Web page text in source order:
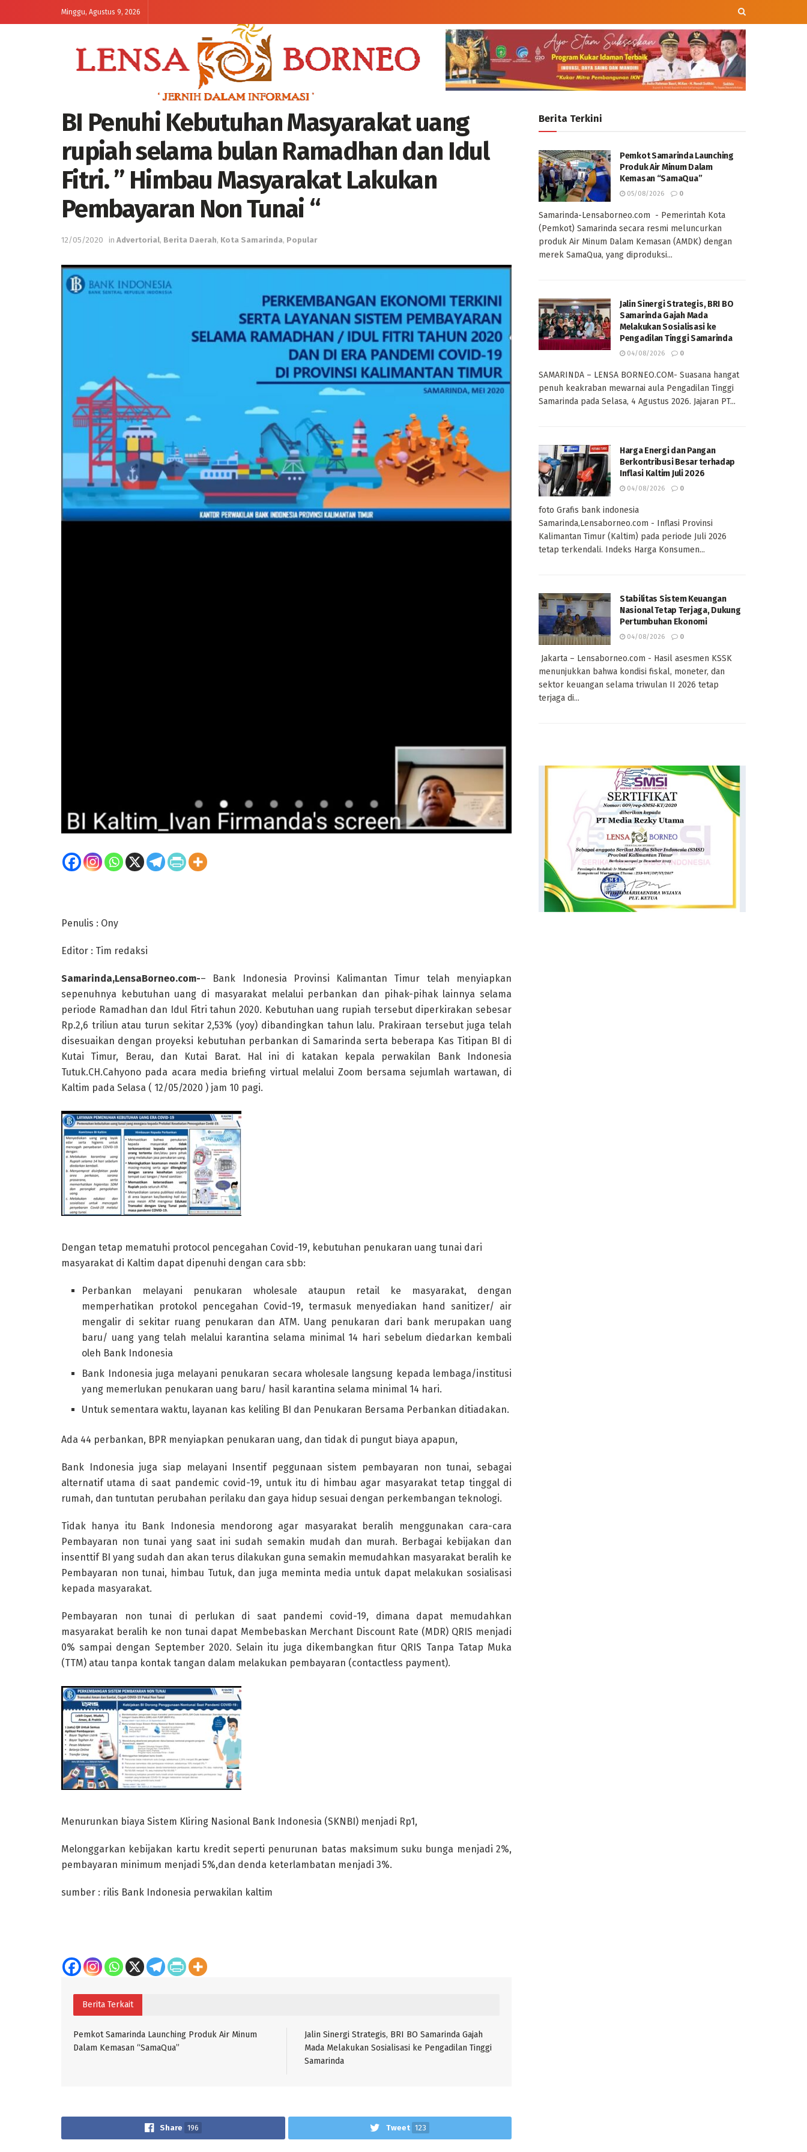
Minggu, Agustus 9, 2026
BI Penuhi Kebutuhan Masyarakat uang
rupiah selama bulan Ramadhan dan Idul
Fitri. ” Himbau Masyarakat Lakukan
Pembayaran Non Tunai “
12/05/2020 in Advertorial, Berita Daerah, Kota Samarinda, Popular
Penulis : Ony
Editor : Tim redaksi
Samarinda,LensaBorneo.com-– Bank Indonesia Provinsi Kalimantan Timur telah menyiapkan
sepenuhnya kebutuhan uang di masyarakat melalui perbankan dan pihak-pihak lainnya selama
periode Ramadhan dan Idul Fitri tahun 2020. Kebutuhan uang rupiah tersebut diperkirakan sebesar
Rp.2,6 triliun atau turun sekitar 2,53% (yoy) dibandingkan tahun lalu. Prakiraan tersebut juga telah
disesuaikan dengan proyeksi kebutuhan perbankan di Samarinda serta beberapa Kas Titipan BI di
Kutai Timur, Berau, dan Kutai Barat. Hal ini di katakan kepala perwakilan Bank Indonesia
Tutuk.CH.Cahyono pada acara media briefing virtual melalui Zoom bersama sejumlah wartawan, di
Kaltim pada Selasa ( 12/05/2020 ) jam 10 pagi.
Dengan tetap mematuhi protocol pencegahan Covid-19, kebutuhan penukaran uang tunai dari
masyarakat di Kaltim dapat dipenuhi dengan cara sbb:
Perbankan melayani penukaran wholesale ataupun retail ke masyarakat, dengan
memperhatikan protokol pencegahan Covid-19, termasuk menyediakan hand sanitizer/ air
mengalir di sekitar ruang penukaran dan ATM. Uang penukaran dari bank merupakan uang
baru/ uang yang telah melalui karantina selama minimal 14 hari sebelum diedarkan kembali
oleh Bank Indonesia
Bank Indonesia juga melayani penukaran secara wholesale langsung kepada lembaga/institusi
yang memerlukan penukaran uang baru/ hasil karantina selama minimal 14 hari.
Untuk sementara waktu, layanan kas keliling BI dan Penukaran Bersama Perbankan ditiadakan.
Ada 44 perbankan, BPR menyiapkan penukaran uang, dan tidak di pungut biaya apapun,
Bank Indonesia juga siap melayani Insentif peggunaan sistem pembayaran non tunai, sebagai
alternatif utama di saat pandemic covid-19, untuk itu di himbau agar masyarakat tetap tinggal di
rumah, dan tuntutan perubahan perilaku dan gaya hidup sesuai dengan perkembangan teknologi.
Tidak hanya itu Bank Indonesia mendorong agar masyarakat beralih menggunakan cara-cara
Pembayaran non tunai yang saat ini sudah semakin mudah dan murah. Berbagai kebijakan dan
insenttif BI yang sudah dan akan terus dilakukan guna semakin memudahkan masyarakat beralih ke
Pembayaran non tunai, himbau Tutuk, dan juga meminta media untuk dapat melakukan sosialisasi
kepada masyarakat.
Pembayaran non tunai di perlukan di saat pandemi covid-19, dimana dapat memudahkan
masyarakat beralih ke non tunai dapat Membebaskan Merchant Discount Rate (MDR) QRIS menjadi
0% sampai dengan September 2020. Selain itu juga dikembangkan fitur QRIS Tanpa Tatap Muka
(TTM) atau tanpa kontak tangan dalam melakukan pembayaran (contactless payment).
Menurunkan biaya Sistem Kliring Nasional Bank Indonesia (SKNBI) menjadi Rp1,
Melonggarkan kebijakan kartu kredit seperti penurunan batas maksimum suku bunga menjadi 2%,
pembayaran minimum menjadi 5%,dan denda keterlambatan menjadi 3%.
sumber : rilis Bank Indonesia perwakilan kaltim
Berita Terkait
Pemkot Samarinda Launching Produk Air Minum
Dalam Kemasan “SamaQua”
Jalin Sinergi Strategis, BRI BO Samarinda Gajah
Mada Melakukan Sosialisasi ke Pengadilan Tinggi
Samarinda
Share 196 Tweet 123
Berita Terkini
Pemkot Samarinda Launching
Produk Air Minum Dalam
Kemasan “SamaQua”
05/08/2026 0
Samarinda-Lensaborneo.com - Pemerintah Kota
(Pemkot) Samarinda secara resmi meluncurkan
produk Air Minum Dalam Kemasan (AMDK) dengan
merek SamaQua, yang diproduksi...
Jalin Sinergi Strategis, BRI BO
Samarinda Gajah Mada
Melakukan Sosialisasi ke
Pengadilan Tinggi Samarinda
04/08/2026 0
SAMARINDA – LENSA BORNEO.COM- Suasana hangat
penuh keakraban mewarnai aula Pengadilan Tinggi
Samarinda pada Selasa, 4 Agustus 2026. Jajaran PT...
Harga Energi dan Pangan
Berkontribusi Besar terhadap
Inflasi Kaltim Juli 2026
04/08/2026 0
foto Grafis bank indonesia
Samarinda,Lensaborneo.com - Inflasi Provinsi
Kalimantan Timur (Kaltim) pada periode Juli 2026
tetap terkendali. Indeks Harga Konsumen...
Stabilitas Sistem Keuangan
Nasional Tetap Terjaga, Dukung
Pertumbuhan Ekonomi
04/08/2026 0
Jakarta – Lensaborneo.com - Hasil asesmen KSSK
menunjukkan bahwa kondisi fiskal, moneter, dan
sektor keuangan selama triwulan II 2026 tetap
terjaga di...